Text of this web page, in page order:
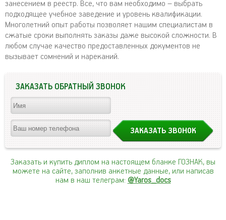
занесением в реестр. Все, что вам необходимо – выбрать
подходящее учебное заведение и уровень квалификации.
Многолетний опыт работы позволяет нашим специалистам в
сжатые сроки выполнять заказы даже высокой сложности. В
любом случае качество предоставленных документов не
вызывает сомнений и нареканий.
ЗАКАЗАТЬ ОБРАТНЫЙ ЗВОНОК
Заказать и купить диплом на настоящем бланке ГОЗНАК, вы
можете на сайте, заполнив анкетные данные, или написав
нам в наш телеграм: @Yaros_docs